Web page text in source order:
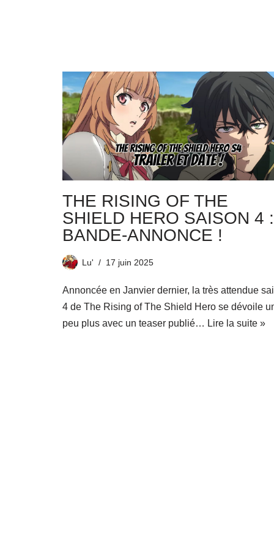
THE RISING OF THE
SHIELD HERO SAISON 4 :
BANDE-ANNONCE !
Lu' 17 juin 2025
Annoncée en Janvier dernier, la très attendue
4 de The Rising of The Shield Hero se dévoile
peu plus avec un teaser publié… Lire la suite »